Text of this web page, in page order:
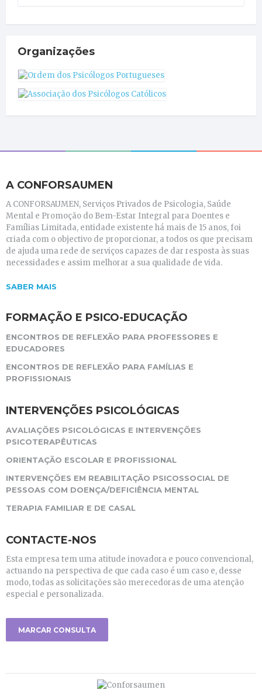
Organizações
A CONFORSAUMEN
A CONFORSAUMEN, Serviços Privados de Psicologia, Saúde
Mental e Promoção do Bem-Estar Integral para Doentes e
Famílias Limitada, entidade existente há mais de 15 anos, foi
criada com o objectivo de proporcionar, a todos os que precisam
de ajuda uma rede de serviços capazes de dar resposta às suas
necessidades e assim melhorar a sua qualidade de vida.
SABER MAIS
FORMAÇÃO E PSICO-EDUCAÇÃO
ENCONTROS DE REFLEXÃO PARA PROFESSORES E
EDUCADORES
ENCONTROS DE REFLEXÃO PARA FAMÍLIAS E
PROFISSIONAIS
INTERVENÇÕES PSICOLÓGICAS
AVALIAÇÕES PSICOLÓGICAS E INTERVENÇÕES
PSICOTERAPÊUTICAS
ORIENTAÇÃO ESCOLAR E PROFISSIONAL
INTERVENÇÕES EM REABILITAÇÃO PSICOSSOCIAL DE
PESSOAS COM DOENÇA/DEFICIÊNCIA MENTAL
TERAPIA FAMILIAR E DE CASAL
CONTACTE-NOS
Esta empresa tem uma atitude inovadora e pouco convencional,
actuando na perspectiva de que cada caso é um caso e, desse
modo, todas as solicitações são merecedoras de uma atenção
especial e personalizada.
MARCAR CONSULTA